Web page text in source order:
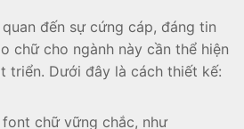
đến sự cứng cáp, đáng tin
chữ cho ngành này cần thể hiện
triển. Dưới đây là cách thiết kế:
chữ vững chắc, như